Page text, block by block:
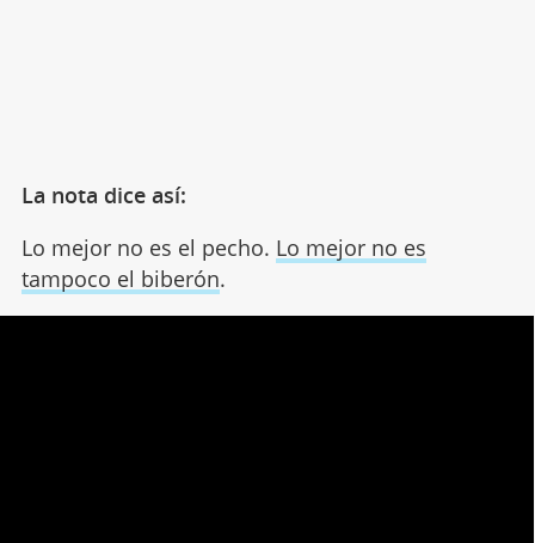
La nota dice así:
Lo mejor no es el pecho. Lo mejor no es
tampoco el biberón.